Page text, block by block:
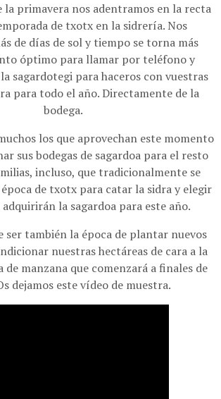
la primavera nos adentramos en la recta
de txotx en la sidrería. Nos
de días de sol y tiempo se torna más
óptimo para llamar por teléfono y
sagardotegi para haceros con vuestras
para todo el año. Directamente de la
bodega.
los que aprovechan este momento
sus bodegas de sagardoa para el resto
incluso, que tradicionalmente se
de txotx para catar la sidra y elegir
adquirirán la sagardoa para este año.
ser también la época de plantar nuevos
nuestras hectáreas de cara a la
de manzana que comenzará a finales de
dejamos este vídeo de muestra.